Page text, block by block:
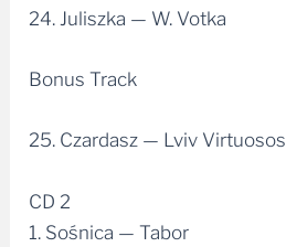
24. Juliszka — W. Votka
Bonus Track
25. Czardasz — Lviv Virtuosos
CD 2
1. Sośnica — Tabor